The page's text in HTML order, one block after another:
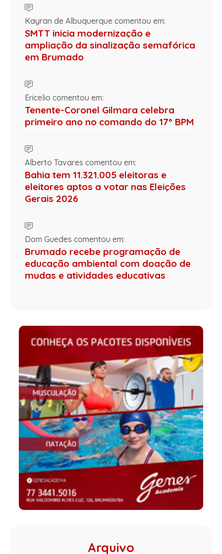
Kayran de Albuquerque comentou em:
SMTT inicia modernização e
ampliação da sinalização semafórica
em Brumado
Ericelio comentou em:
Tenente-Coronel Gilmara celebra
primeiro ano no comando do 17º BPM
Alberto Tavares comentou em:
Bahia tem 11.321.005 eleitoras e
eleitores aptos a votar nas Eleições
Gerais 2026
Dom Guedes comentou em:
Brumado recebe programação de
educação ambiental com doação de
mudas e atividades educativas
Arquivo